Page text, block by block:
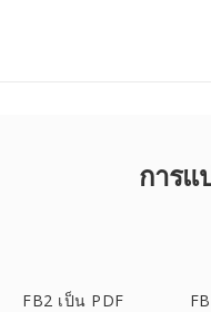
การแ
FB2 เป็น PDF